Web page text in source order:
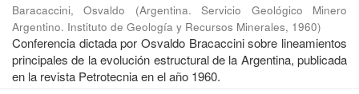
Baracaccini, Osvaldo (Argentina. Servicio Geológico Minero
Argentino. Instituto de Geología y Recursos Minerales, 1960)
Conferencia dictada por Osvaldo Bracaccini sobre lineamientos
principales de la evolución estructural de la Argentina, publicada
en la revista Petrotecnia en el año 1960.